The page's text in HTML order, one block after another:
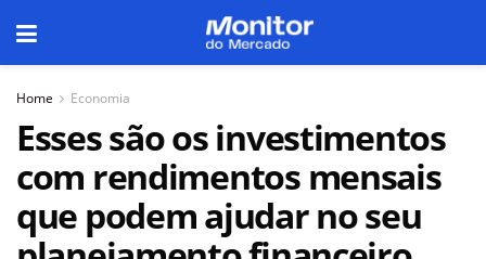
Home Economia
Esses são os investimentos
com rendimentos mensais
que podem ajudar no seu